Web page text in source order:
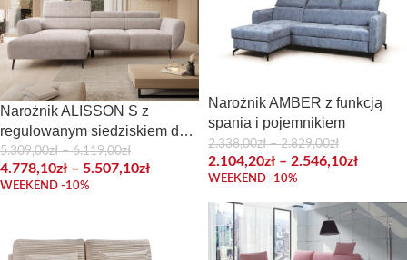
Narożnik ALISSON S z
regulowanym siedziskiem do
salonu
5.309,00zł – 6.119,00zł
4.778,10zł – 5.507,10zł
WEEKEND -10%
Narożnik AMBER z funkcją
spania i pojemnikiem
2.338,00zł – 2.829,00zł
2.104,20zł – 2.546,10zł
WEEKEND -10%